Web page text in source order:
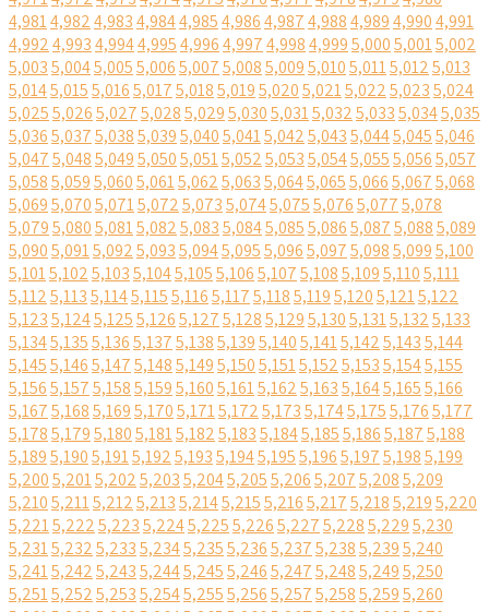
4,9814,9824,9834,9844,9854,9864,9874,9884,9894,9904,991
4,9924,9934,9944,9954,9964,9974,9984,9995,0005,0015,002
5,0035,0045,0055,0065,0075,0085,0095,0105,0115,0125,013
5,0145,0155,0165,0175,0185,0195,0205,0215,0225,0235,024
5,0255,0265,0275,0285,0295,0305,0315,0325,0335,0345,035
5,0365,0375,0385,0395,0405,0415,0425,0435,0445,0455,046
5,0475,0485,0495,0505,0515,0525,0535,0545,0555,0565,057
5,0585,0595,0605,0615,0625,0635,0645,0655,0665,0675,068
5,0695,0705,0715,0725,0735,0745,0755,0765,0775,078
5,0795,0805,0815,0825,0835,0845,0855,0865,0875,0885,089
5,0905,0915,0925,0935,0945,0955,0965,0975,0985,0995,100
5,1015,1025,1035,1045,1055,1065,1075,1085,1095,1105,111
5,1125,1135,1145,1155,1165,1175,1185,1195,1205,1215,122
5,1235,1245,1255,1265,1275,1285,1295,1305,1315,1325,133
5,1345,1355,1365,1375,1385,1395,1405,1415,1425,1435,144
5,1455,1465,1475,1485,1495,1505,1515,1525,1535,1545,155
5,1565,1575,1585,1595,1605,1615,1625,1635,1645,1655,166
5,1675,1685,1695,1705,1715,1725,1735,1745,1755,1765,177
5,1785,1795,1805,1815,1825,1835,1845,1855,1865,1875,188
5,1895,1905,1915,1925,1935,1945,1955,1965,1975,1985,199
5,2005,2015,2025,2035,2045,2055,2065,2075,2085,209
5,2105,2115,2125,2135,2145,2155,2165,2175,2185,2195,220
5,2215,2225,2235,2245,2255,2265,2275,2285,2295,230
5,2315,2325,2335,2345,2355,2365,2375,2385,2395,240
5,2415,2425,2435,2445,2455,2465,2475,2485,2495,250
5,2515,2525,2535,2545,2555,2565,2575,2585,2595,260